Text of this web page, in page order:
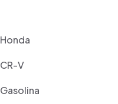
Honda
CR-V
Gasolina